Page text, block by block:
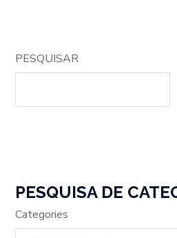
PESQUISAR
PESQUISA DE
Categories